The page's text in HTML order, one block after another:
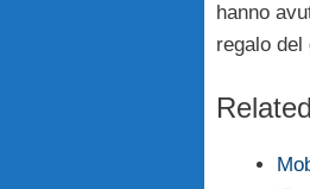
hanno
regalo del